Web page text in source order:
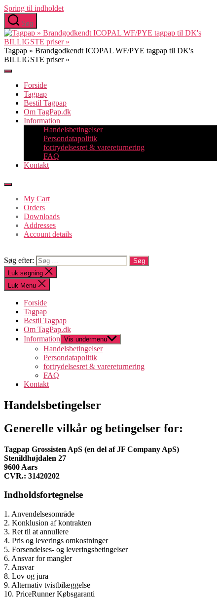
Spring til indholdet
Søg
Tagpap » Brandgodkendt ICOPAL WF/PYE tagpap til DK's
BILLIGSTE priser »
Forside
Tagpap
Bestil Tagpap
Om TagPap.dk
Information
Handelsbetingelser
Persondatapolitik
fortrydelsesret & varereturnering
FAQ
Kontakt
My Cart
Orders
Downloads
Addresses
Account details
Søg efter:
Luk søgning
Luk Menu
Forside
Tagpap
Bestil Tagpap
Om TagPap.dk
Information Vis undermenu
Handelsbetingelser
Persondatapolitik
fortrydelsesret & varereturnering
FAQ
Kontakt
Handelsbetingelser
Generelle vilkår og betingelser for:
Tagpap Grossisten ApS (en del af JF Company ApS)
Stenildhøjdalen 27
9600 Aars
CVR.: 31420202
Indholdsfortegnelse
1. Anvendelsesområde
2. Konklusion af kontrakten
3. Ret til at annullere
4. Pris og leverings omkostninger
5. Forsendelses- og leveringsbetingelser
6. Ansvar for mangler
7. Ansvar
8. Lov og jura
9. Alternativ tvistbilæggelse
10. PriceRunner Købsgaranti